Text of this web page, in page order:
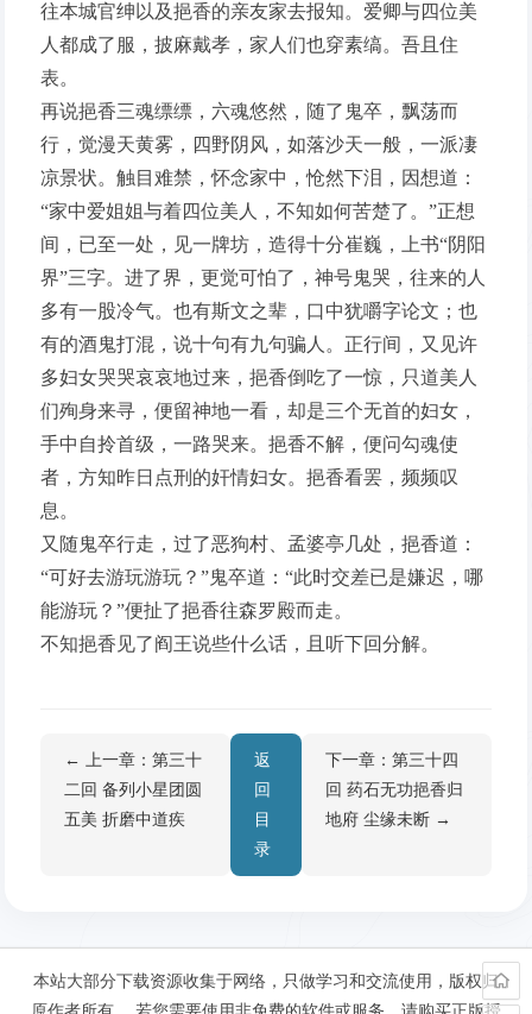
往本城官绅以及挹香的亲友家去报知。爱卿与四位美
人都成了服，披麻戴孝，家人们也穿素缟。吾且住
表。
再说挹香三魂缥缥，六魂悠然，随了鬼卒，飘荡而
行，觉漫天黄雾，四野阴风，如落沙天一般，一派凄
凉景状。触目难禁，怀念家中，怆然下泪，因想道：
“家中爱姐姐与着四位美人，不知如何苦楚了。”正想
间，已至一处，见一牌坊，造得十分崔巍，上书“阴阳
界”三字。进了界，更觉可怕了，神号鬼哭，往来的人
多有一股冷气。也有斯文之辈，口中犹嚼字论文；也
有的酒鬼打混，说十句有九句骗人。正行间，又见许
多妇女哭哭哀哀地过来，挹香倒吃了一惊，只道美人
们殉身来寻，便留神地一看，却是三个无首的妇女，
手中自拎首级，一路哭来。挹香不解，便问勾魂使
者，方知昨日点刑的奸情妇女。挹香看罢，频频叹
息。
又随鬼卒行走，过了恶狗村、孟婆亭几处，挹香道：
“可好去游玩游玩？”鬼卒道：“此时交差已是嫌迟，哪
能游玩？”便扯了挹香往森罗殿而走。
不知挹香见了阎王说些什么话，且听下回分解。
← 上一章：第三十
二回 备列小星团圆
五美 折磨中道疾
返
回
目
录
下一章：第三十四
回 药石无功挹香归
地府 尘缘未断 →
本站大部分下载资源收集于网络，只做学习和交流使用，版权归